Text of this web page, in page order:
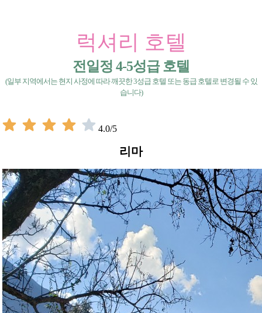
럭셔리 호텔
전일정 4-5성급 호텔
(일부 지역에서는 현지 사정에 따라 깨끗한 3성급 호텔 또는 동급 호텔로 변경될 수 있
습니다)
4.0/5
리마